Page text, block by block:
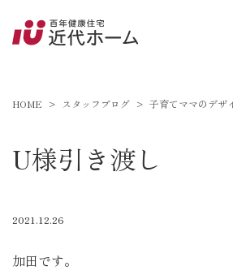
HOME スタッフブログ 子育てママのデザ
U様引き渡し
2021.12.26
加田です。